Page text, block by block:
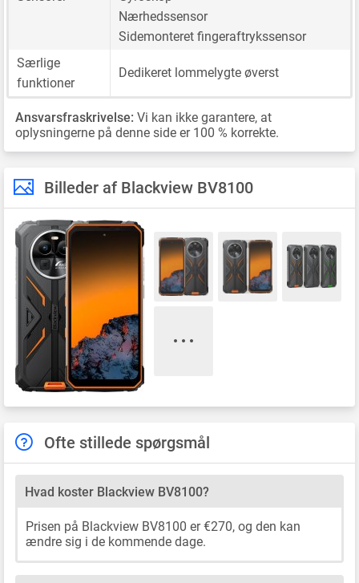
Nærhedssensor
Sidemonteret fingeraftrykssensor
Særlige
funktioner
Dedikeret lommelygte øverst
Ansvarsfraskrivelse: Vi kan ikke garantere, at
oplysningerne på denne side er 100 % korrekte.
Billeder af Blackview BV8100
Ofte stillede spørgsmål
Hvad koster Blackview BV8100?
Prisen på Blackview BV8100 er €270, og den kan
ændre sig i de kommende dage.